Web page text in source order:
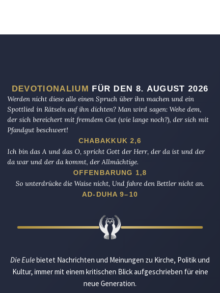
DEVOTIONALIUM FÜR DEN 8. AUGUST 2026
Werden nicht diese alle einen Spruch über ihn machen und ein
Spottlied in Rätseln auf ihn dichten? Man wird sagen: Wehe dem,
der sich bereichert mit fremdem Gut (wie lange noch?), der sich mit
Pfandgut beschwert!
CHABAKKUK 2,6
Ich bin das A und das O, spricht Gott der Herr, der da ist und der
da war und der da kommt, der Allmächtige.
OFFENBARUNG 1,8
So unterdrücke die Waise nicht, Und fahre den Bettler nicht an.
AD-DUHA 9–10
Die Eulebietet Nachrichten und Meinungen zu Kirche, Politik und
Kultur, immer mit einem kritischen Blick aufgeschrieben für eine
neue Generation.